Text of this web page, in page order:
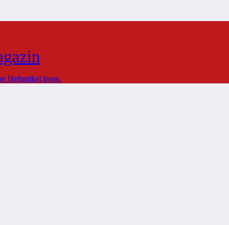
Heftartikel lesen.